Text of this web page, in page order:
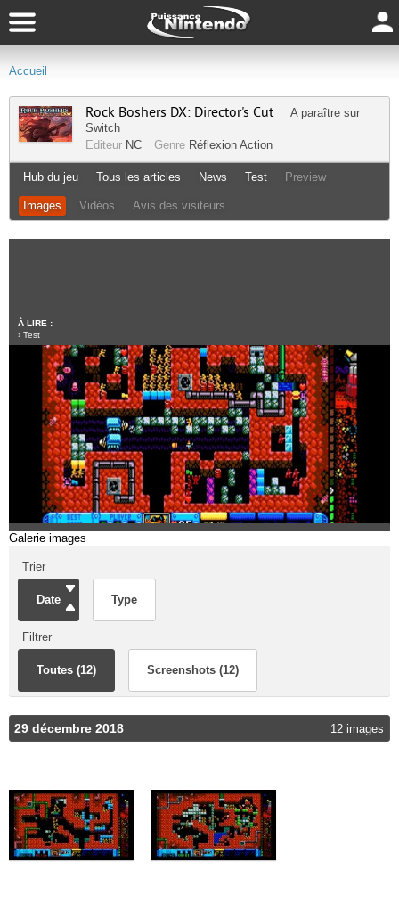
Accueil
Rock Boshers DX: Director's Cut
A paraître sur
Switch
Editeur NC Genre Réflexion Action
Hub du jeu Tous les articles News Test Preview
Images Vidéos Avis des visiteurs
À LIRE :
› Test
Galerie images
Trier
Date Type
Filtrer
Toutes (12) Screenshots (12)
29 décembre 2018 12 images